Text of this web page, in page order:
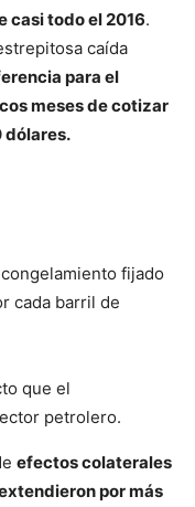
casi todo el 2016.
caída
para el
meses de cotizar
dólares.
fijado
cada barril de
que el
petrolero.
efectos colaterales
por más